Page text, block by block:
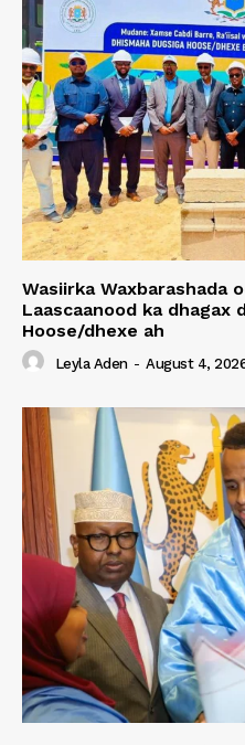
Wasiirka Waxbarashada
Laascaanood ka dhagax
Hoose/dhexe ah
Leyla Aden - August 4,